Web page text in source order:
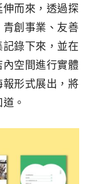
伸而來，透過探
創事業、友善
錄下來，並在
空間進行實體
形式展出，將
。